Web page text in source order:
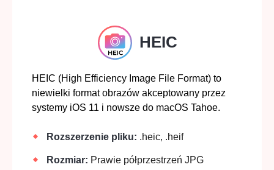
HEIC
HEIC (High Efficiency Image File Format) to
niewielki format obrazów akceptowany przez
systemy iOS 11 i nowsze do macOS Tahoe.
Rozszerzenie pliku: .heic, .heif
Rozmiar: Prawie półprzestrzeń JPG